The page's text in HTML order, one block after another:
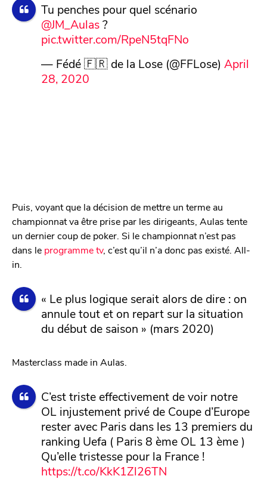
Tu penches pour quel scénario
@JM_Aulas?
pic.twitter.com/RpeN5tqFNo
— Fédé 🇫🇷 de la Lose (@FFLose) April
28, 2020
Puis, voyant que la décision de mettre un terme au
championnat va être prise par les dirigeants, Aulas tente
un dernier coup de poker. Si le championnat n’est pas
dans le programme tv, c’est qu’il n’a donc pas existé. All-
in.
« Le plus logique serait alors de dire : on
annule tout et on repart sur la situation
du début de saison » (mars 2020)
Masterclass made in Aulas.
C’est triste effectivement de voir notre
OL injustement privé de Coupe d’Europe
rester avec Paris dans les 13 premiers du
ranking Uefa ( Paris 8 ème OL 13 ème )
Qu’elle tristesse pour la France !
https://t.co/KkK1Zl26TN